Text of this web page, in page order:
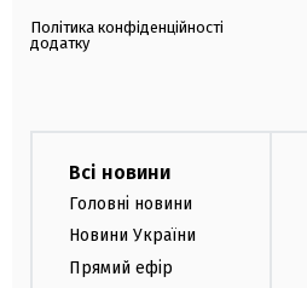
Політика конфіденційності
додатку
Всі новини
Головні новини
Новини України
Прямий ефір